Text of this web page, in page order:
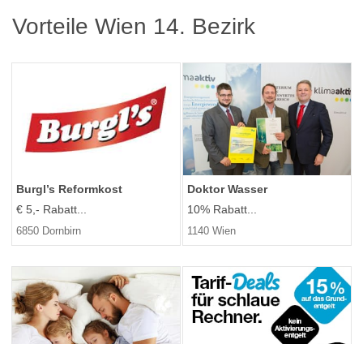
Vorteile Wien 14. Bezirk
Burgl’s Reformkost
€ 5,- Rabatt...
6850 Dornbirn
Doktor Wasser
10% Rabatt...
1140 Wien